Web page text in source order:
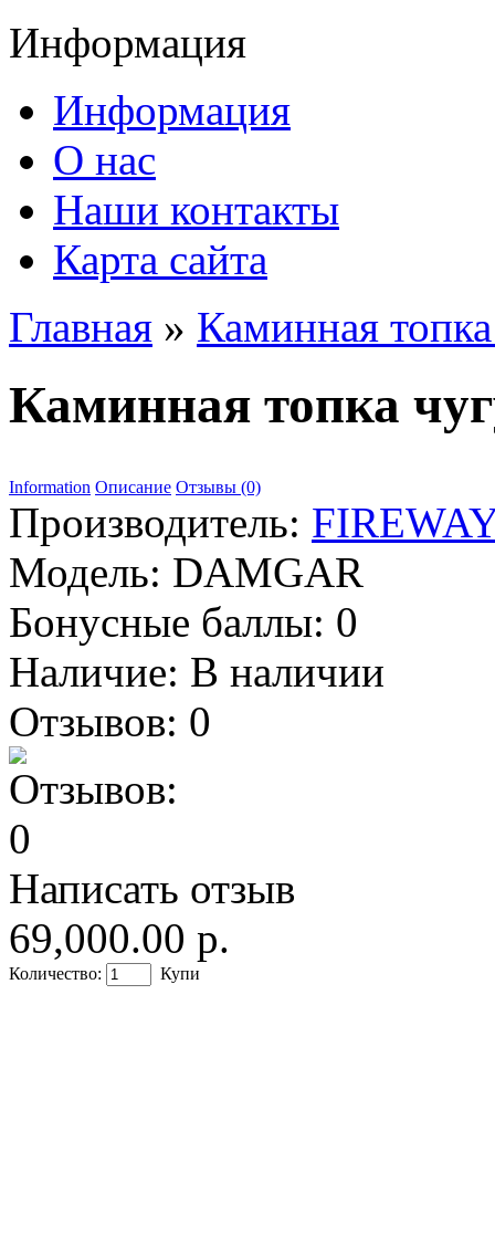
Информация
Информация
О нас
Наши контакты
Карта сайта
Главная » Каминная
Каминная топка
Information Описание Отзывы (0)
Производитель:
Модель: DAMGAR
Бонусные баллы: 0
Наличие: В наличии
Отзывов: 0
Написать отзыв
69,000.00 р.
Количество: Купи